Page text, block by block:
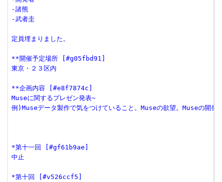
-諸熊
-武者圭
定員埋まりました。
**開催予定場所 [#g05fbd91]
東京・２３区内
**企画内容 [#e8f7874c]
Museに関するプレゼン発表~
例)Museデータ製作で気をつけていること。Museの欲望。Museの開発
*第十一回 [#gf61b9ae]
中止
*第十回 [#v526ccf5]